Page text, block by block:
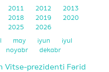
2011 2012
2013
2018 2019
2020
2025 2026
may iyun
iyul
noyabr dekabr
Vitse-prezidenti Fərid